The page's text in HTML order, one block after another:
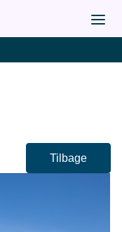
Tilbage